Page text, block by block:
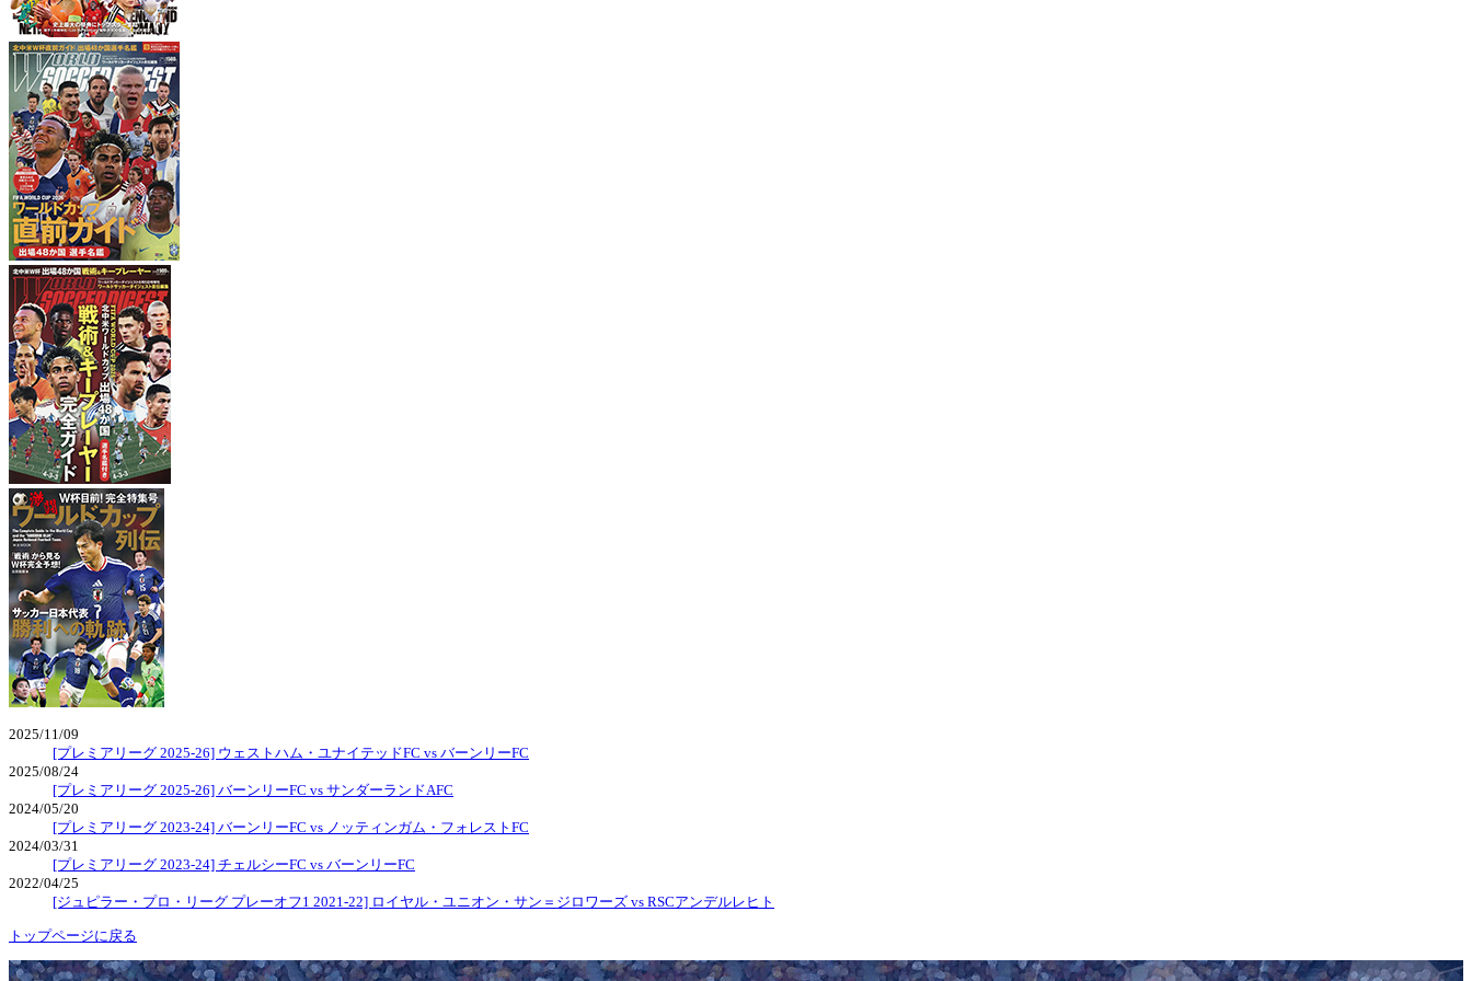
2025/11/09
[プレミアリーグ 2025-26] ウェストハム・ユナイテッドFC vs バーンリーFC
2025/08/24
[プレミアリーグ 2025-26] バーンリーFC vs サンダーランドAFC
2024/05/20
[プレミアリーグ 2023-24] バーンリーFC vs ノッティンガム・フォレストFC
2024/03/31
[プレミアリーグ 2023-24] チェルシーFC vs バーンリーFC
2022/04/25
[ジュピラー・プロ・リーグ プレーオフ1 2021-22] ロイヤル・ユニオン・サン＝ジロワーズ vs RSCアンデルレヒト
トップページに戻る